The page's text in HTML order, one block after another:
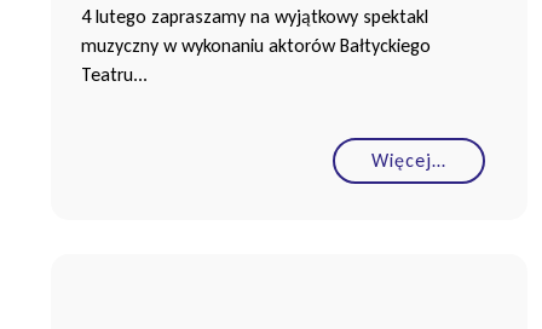
4 lutego zapraszamy na wyjątkowy spektakl
muzyczny w wykonaniu aktorów Bałtyckiego
Teatru...
Więcej…